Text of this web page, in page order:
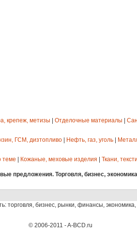
крепеж, метизы Отделочные материалы
ГСМ, дизтопливо Нефть, газ, уголь
теме Кожаные, меховые изделия Ткани,
предложения. Торговля, бизнес,
торговля, бизнес, рынки, финансы,
© 2006-2011 - A-BCD.ru